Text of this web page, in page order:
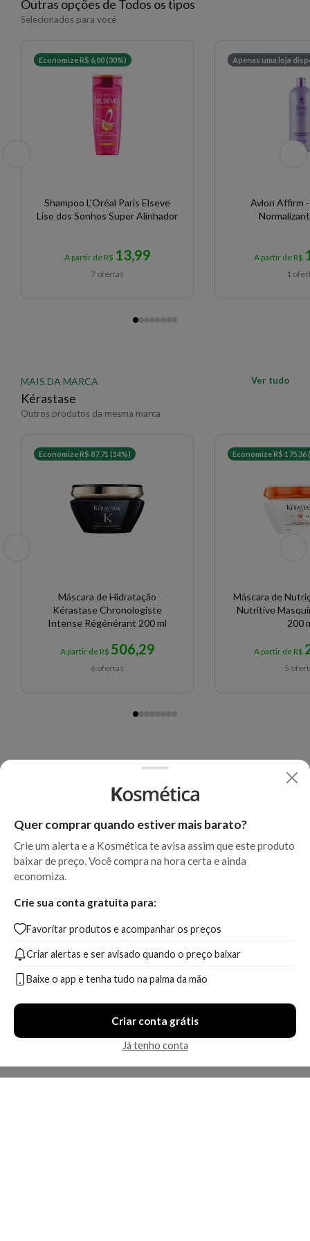
Outras opções de Todos os tipos
Selecionados para você
Economize R$ 6,00 (30%)
Shampoo L'Oréal Paris Elseve
Liso dos Sonhos Super Alinhador
A partir de R$ 13,99
7 ofertas
Apenas uma loja
Avlon Affirm
A partir de R$
1
MAIS DA MARCA
Kérastase
Outros produtos da mesma marca
Ver tudo
Economize R$ 87,71 (14%)
Máscara de Hidratação
Kérastase Chronologiste
Intense Régénérant 200 ml
A partir de R$ 506,29
6 ofertas
Economize R$ 175,36
Máscara de
Nutritive
200
A partir de R$
5
Quer comprar quando estiver mais barato?
Crie um alerta e a Kosmética te avisa assim que este produto
baixar de preço. Você compra na hora certa e ainda
economiza.
Crie sua conta gratuita para:
Favoritar produtos e acompanhar os preços
Criar alertas e ser avisado quando o preço baixar
Baixe o app e tenha tudo na palma da mão
Criar conta grátis
Já tenho conta